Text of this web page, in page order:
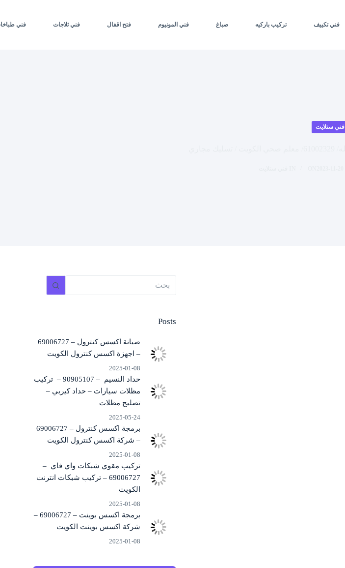
فني تكييف تركيب باركيه صباغ فني المونيوم فتح اقفال فني ثلاجات فني
فني ستلايت
توجد
Posts
صيانة اكسس كنترول – 69006727
– اجهزة اكسس كنترول الكويت
2025-01-08
حداد النسيم – 90905107 – تركيب
مظلات سيارات – حداد كيربي –
تصليح مظلات
2025-05-24
برمجة اكسس كنترول – 69006727
– شركة اكسس كنترول الكويت
2025-01-08
تركيب مقوي شبكات واي فاي –
69006727 – تركيب شبكات انترنت
الكويت
2025-01-08
برمجة اكسس بوينت – 69006727 –
شركة اكسس بوينت الكويت
2025-01-08